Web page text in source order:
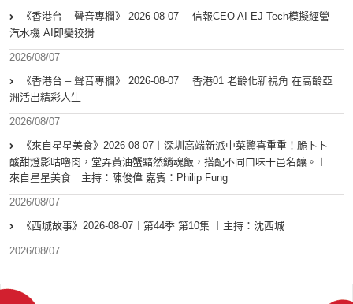
《香港台 – 聲音專欄》 2026-08-07｜ 信報CEO AI EJ Tech模擬經營
汽水機 AI即變狡猾
2026/08/07
《香港台 – 聲音專欄》 2026-08-07｜ 香港01 老齡化新視角 在高齡亞
洲活出精彩人生
2026/08/07
《來自星星美食》2026-08-07︱深圳高端新派中菜驚喜重重！脆卜卜
酸甜燈影咕嚕肉，堂弄黃油蟹黯然銷魂飯，搭配不同口味干邑名釀。︱
來自星星美食︱主持：陳俊偉 嘉賓：Philip Fung
2026/08/07
《西城故事》2026-08-07︱第44季 第10集 ︱主持：沈西城
2026/08/07